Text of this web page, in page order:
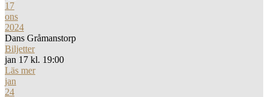
17
ons
2024
Dans Gråmanstorp
Biljetter
jan 17 kl. 19:00
Läs mer
jan
24